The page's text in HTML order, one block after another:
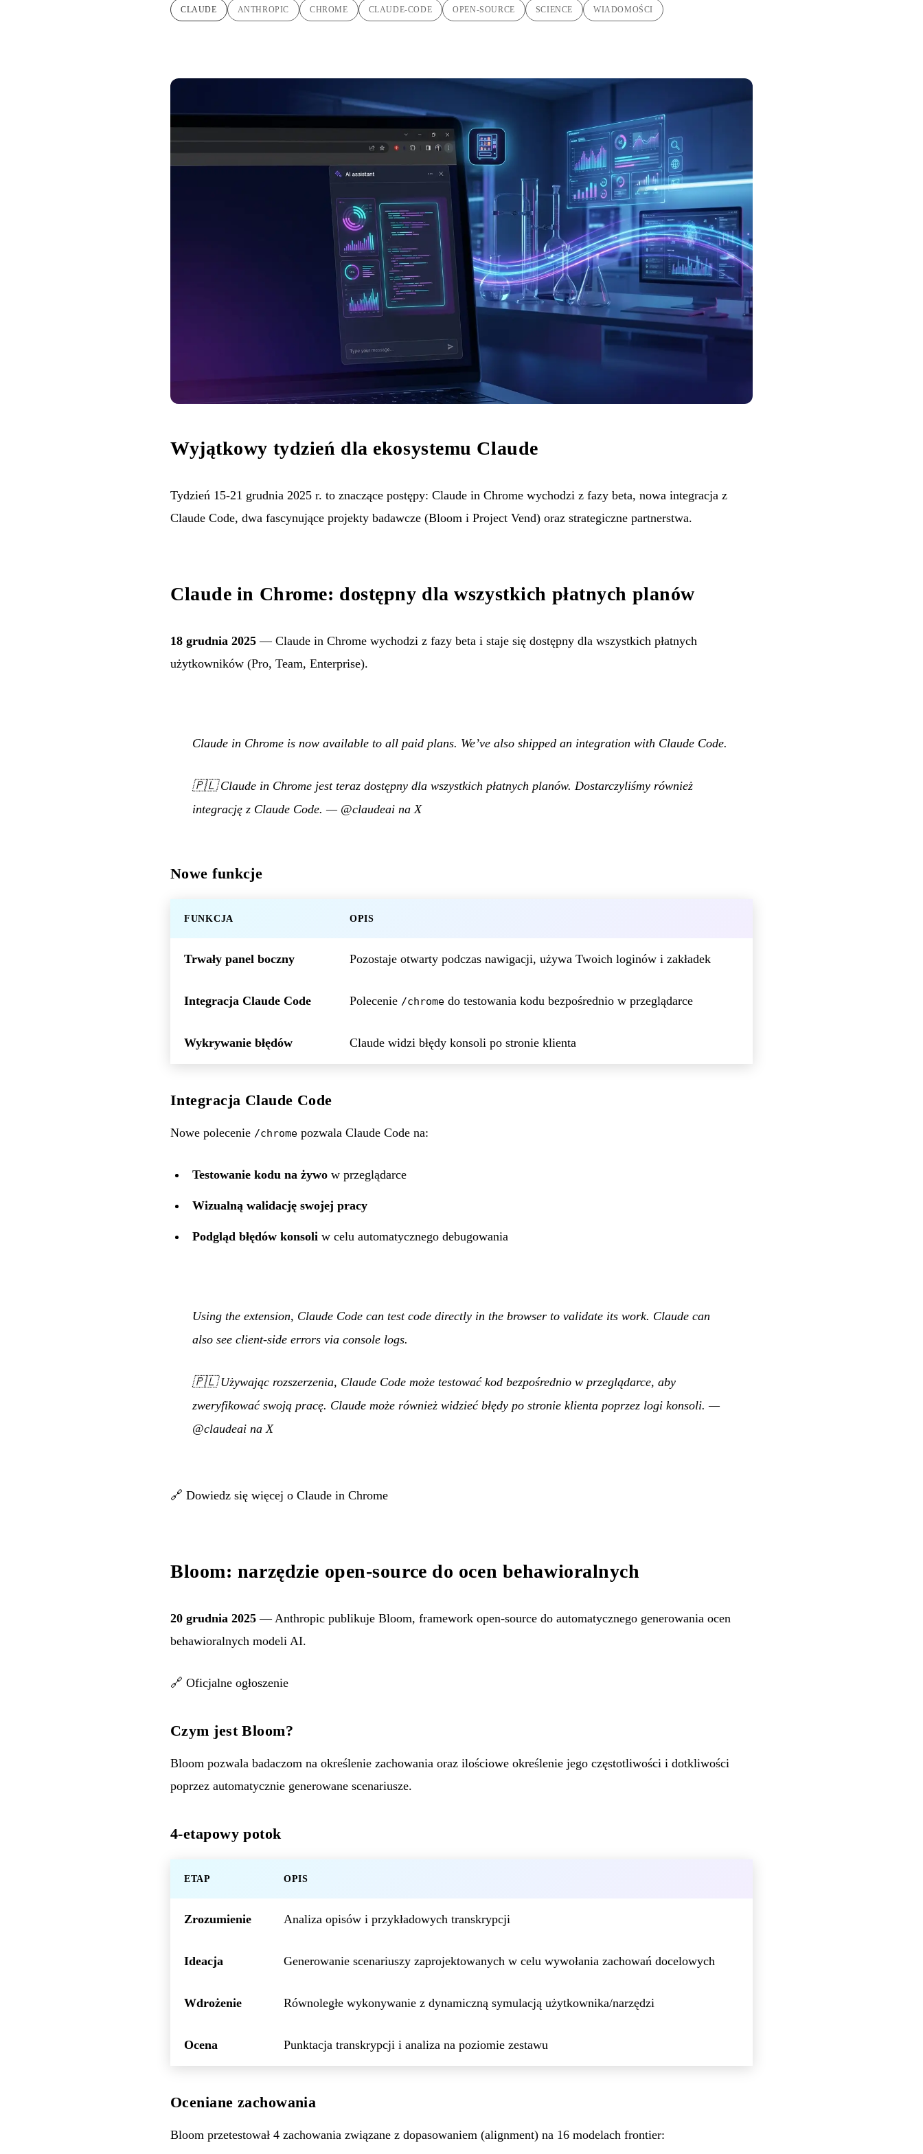
CLAUDE ANTHROPIC CHROME CLAUDE-CODE OPEN-SOURCE SCIENCE WIADOMOŚCI
Wyjątkowy tydzień dla ekosystemu Claude
Tydzień 15-21 grudnia 2025 r. to znaczące postępy: Claude in Chrome wychodzi z fazy beta, nowa integracja z
Claude Code, dwa fascynujące projekty badawcze (Bloom i Project Vend) oraz strategiczne partnerstwa.
Claude in Chrome: dostępny dla wszystkich płatnych planów
18 grudnia 2025 — Claude in Chrome wychodzi z fazy beta i staje się dostępny dla wszystkich płatnych
użytkowników (Pro, Team, Enterprise).
Claude in Chrome is now available to all paid plans. We’ve also shipped an integration with Claude Code.
🇵🇱Claude in Chrome jest teraz dostępny dla wszystkich płatnych planów. Dostarczyliśmy również
integrację z Claude Code. — @claudeai na X
Nowe funkcje
FUNKCJA OPIS
Trwały panel boczny Pozostaje otwarty podczas nawigacji, używa Twoich loginów i zakładek
Integracja Claude Code Polecenie /chrome do testowania kodu bezpośrednio w przeglądarce
Wykrywanie błędów Claude widzi błędy konsoli po stronie klienta
Integracja Claude Code
Nowe polecenie /chrome pozwala Claude Code na:
Testowanie kodu na żywo w przeglądarce
Wizualną walidację swojej pracy
Podgląd błędów konsoli w celu automatycznego debugowania
Using the extension, Claude Code can test code directly in the browser to validate its work. Claude can
also see client-side errors via console logs.
🇵🇱Używając rozszerzenia, Claude Code może testować kod bezpośrednio w przeglądarce, aby
zweryfikować swoją pracę. Claude może również widzieć błędy po stronie klienta poprzez logi konsoli. —
@claudeai na X
🔗 Dowiedz się więcej o Claude in Chrome
Bloom: narzędzie open-source do ocen behawioralnych
20 grudnia 2025 — Anthropic publikuje Bloom, framework open-source do automatycznego generowania ocen
behawioralnych modeli AI.
🔗 Oficjalne ogłoszenie
Czym jest Bloom?
Bloom pozwala badaczom na określenie zachowania oraz ilościowe określenie jego częstotliwości i dotkliwości
poprzez automatycznie generowane scenariusze.
4-etapowy potok
ETAP OPIS
Zrozumienie Analiza opisów i przykładowych transkrypcji
Ideacja Generowanie scenariuszy zaprojektowanych w celu wywołania zachowań docelowych
Wdrożenie Równoległe wykonywanie z dynamiczną symulacją użytkownika/narzędzi
Ocena Punktacja transkrypcji i analiza na poziomie zestawu
Oceniane zachowania
Bloom przetestował 4 zachowania związane z dopasowaniem (alignment) na 16 modelach frontier: